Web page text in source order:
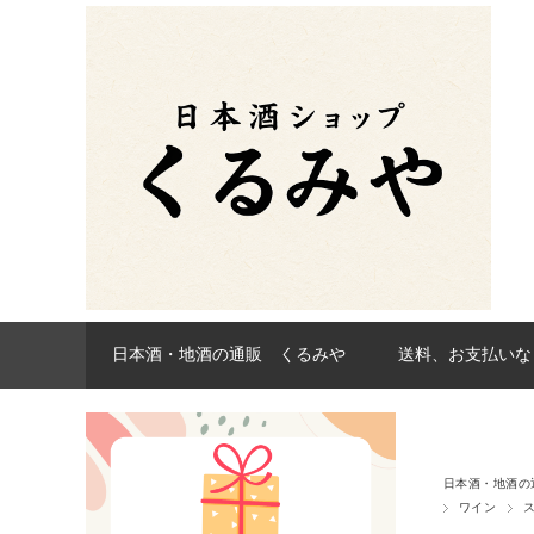
日本酒・地酒の通販 くるみや 送料、お支払い
日本酒・地酒
ワイン